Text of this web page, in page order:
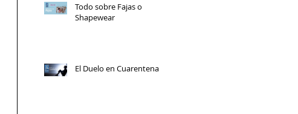
Todo sobre Fajas o
Shapewear
El Duelo en Cuarentena